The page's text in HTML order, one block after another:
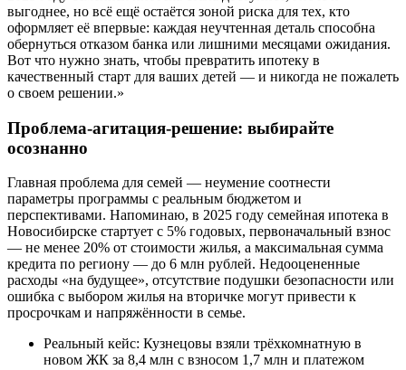
выгоднее, но всё ещё остаётся зоной риска для тех, кто
оформляет её впервые: каждая неучтенная деталь способна
обернуться отказом банка или лишними месяцами ожидания.
Вот что нужно знать, чтобы превратить ипотеку в
качественный старт для ваших детей — и никогда не пожалеть
о своем решении.»
Проблема-агитация-решение: выбирайте
осознанно
Главная проблема для семей — неумение соотнести
параметры программы с реальным бюджетом и
перспективами. Напоминаю, в 2025 году семейная ипотека в
Новосибирске стартует с 5% годовых, первоначальный взнос
— не менее 20% от стоимости жилья, а максимальная сумма
кредита по региону — до 6 млн рублей. Недооцененные
расходы «на будущее», отсутствие подушки безопасности или
ошибка с выбором жилья на вторичке могут привести к
просрочкам и напряжённости в семье.
Реальный кейс: Кузнецовы взяли трёхкомнатную в
новом ЖК за 8,4 млн с взносом 1,7 млн и платежом